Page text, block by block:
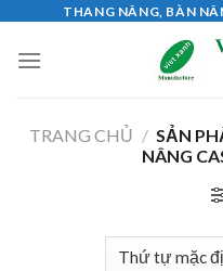
content
THANG NÂNG, BÀN
TRANG CHỦ / SẢN
NÂNG